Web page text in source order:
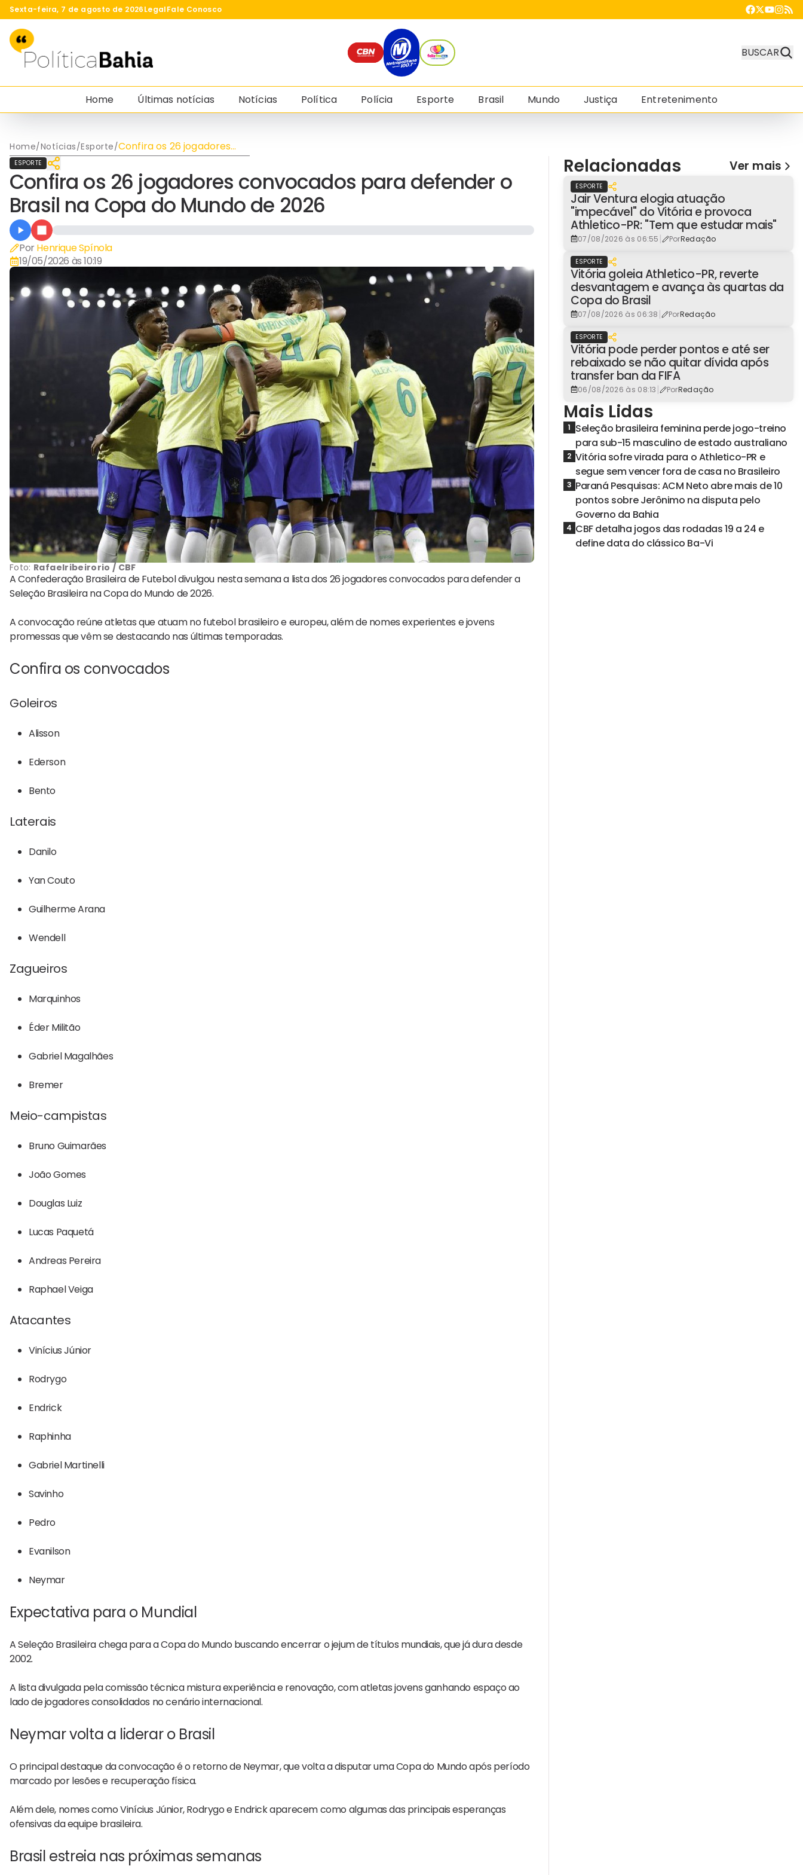
Sexta-feira, 7 de agosto de 2026LegalFale Conosco
BUSCAR
Home Últimas notícias Notícias Política Polícia Esporte Brasil Mundo Justiça Entretenimento
Home/Notícias/Esporte/Confira os 26 jogadores
convocados para defender
de 2026
ESPORTE
Confira os 26 jogadores convocados para defender o
Brasil na Copa do Mundo de 2026
Por Henrique Spínola
19/05/2026 às 10:19
Foto: Rafaelribeirorio / CBF
A Confederação Brasileira de Futebol divulgou nesta semana a lista dos 26 jogadores convocados para defender a
Seleção Brasileirana Copa do Mundo de 2026.
A convocação reúne atletas que atuam no futebol brasileiro e europeu, além de nomes experientes e jovens
promessas que vêm se destacando nas últimas temporadas.
Confira os convocados
Goleiros
Alisson
Ederson
Bento
Laterais
Danilo
Yan Couto
Guilherme Arana
Wendell
Zagueiros
Marquinhos
Éder Militão
Gabriel Magalhães
Bremer
Meio-campistas
Bruno Guimarães
João Gomes
Douglas Luiz
Lucas Paquetá
Andreas Pereira
Raphael Veiga
Atacantes
Vinícius Júnior
Rodrygo
Endrick
Raphinha
Gabriel Martinelli
Savinho
Pedro
Evanilson
Neymar
Expectativa para o Mundial
ASeleção Brasileirachega para a Copa do Mundo buscando encerrar o jejum de títulos mundiais, que já dura desde
2002.
A lista divulgada pela comissão técnica mistura experiência e renovação, com atletas jovens ganhando espaço ao
lado de jogadores consolidados no cenário internacional.
Neymar volta a liderar o Brasil
O principal destaque da convocação é o retorno deNeymar, que volta a disputar uma Copa do Mundo após período
marcado por lesões e recuperação física.
Além dele, nomes comoVinícius Júnior,RodrygoeEndrickaparecem como algumas das principais esperanças
ofensivas da equipe brasileira.
Brasil estreia nas próximas semanas
Relacionadas Ver mais
ESPORTE
Jair Ventura elogia atuação
"impecável" do Vitória e provoca
Athletico-PR: "Tem que estudar mais"
07/08/2026 às 06:55 | PorRedação
ESPORTE
Vitória goleia Athletico-PR, reverte
desvantagem e avança às quartas da
Copa do Brasil
07/08/2026 às 06:38 | PorRedação
ESPORTE
Vitória pode perder pontos e até ser
rebaixado se não quitar dívida após
transfer ban da FIFA
06/08/2026 às 08:13 | PorRedação
Mais Lidas
1 Seleção brasileira feminina perde jogo-treino
para sub-15 masculino de estado australiano
2 Vitória sofre virada para o Athletico-PR e
segue sem vencer fora de casa no Brasileiro
3 Paraná Pesquisas: ACM Neto abre mais de 10
pontos sobre Jerônimo na disputa pelo
Governo da Bahia
4 CBF detalha jogos das rodadas 19 a 24 e
define data do clássico Ba-Vi